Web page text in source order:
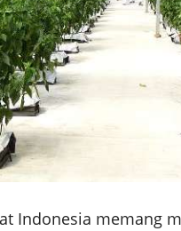
Indonesia memang